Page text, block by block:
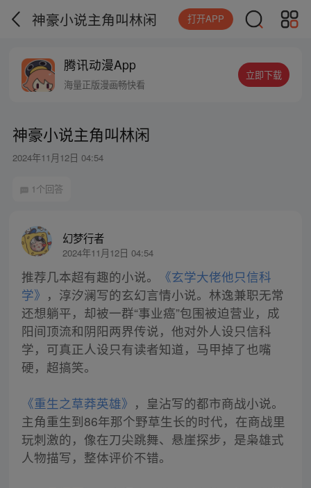
神豪小说主角叫林闲 打开APP
腾讯动漫App
海量正版漫画畅快看
立即下载
神豪小说主角叫林闲
2024年11月12日 04:54
1个回答
幻梦行者
2024年11月12日 04:54
推荐几本超有趣的小说。
《玄学大佬他只信科
学》 ，淳汐澜写的玄幻言情小说。林逸兼职无常
还想躺平，却被一群“事业癌”包围被迫营业，成
阳间顶流和阴阳两界传说，他对外人设只信科
学，可真正人设只有读者知道，马甲掉了也嘴
硬，超搞笑。
《重生之草莽英雄》 ，皇沾写的都市商战小说。
主角重生到86年那个野草生长的时代，在商战里
玩刺激的，像在刀尖跳舞、悬崖探步，是枭雄式
人物描写，整体评价不错。